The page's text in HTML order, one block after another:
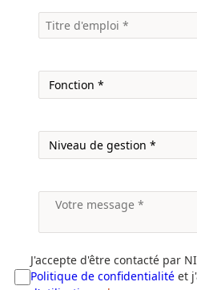
J'accepte d'être contacté par
Politique de confidentialité et